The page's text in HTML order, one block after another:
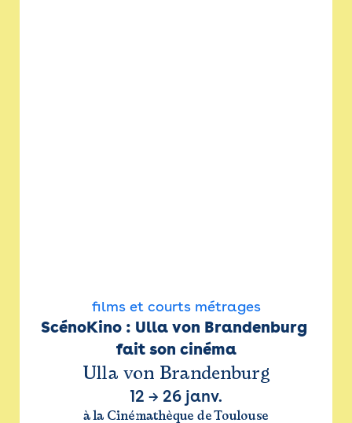
films et courts métrages
ScénoKino : Ulla von Brandenburg
fait son cinéma
Ulla von Brandenburg
12 → 26 janv.
à la Cinémathèque de Toulouse